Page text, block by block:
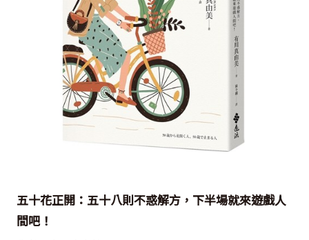
五十花正開：五十八則不惑解方，下半場就來遊戲人
間吧！